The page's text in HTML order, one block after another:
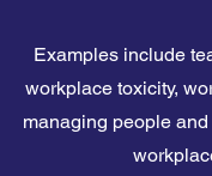
Examples include
workplace toxicity,
managing people